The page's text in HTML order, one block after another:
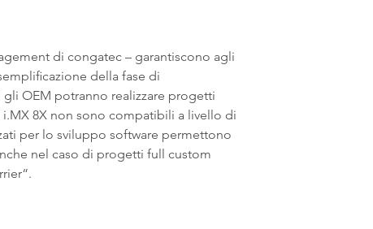
di congatec – garantiscono agli
della fase di
OEM potranno realizzare progetti
8X non sono compatibili a livello di
per lo sviluppo software permettono
nel caso di progetti full custom